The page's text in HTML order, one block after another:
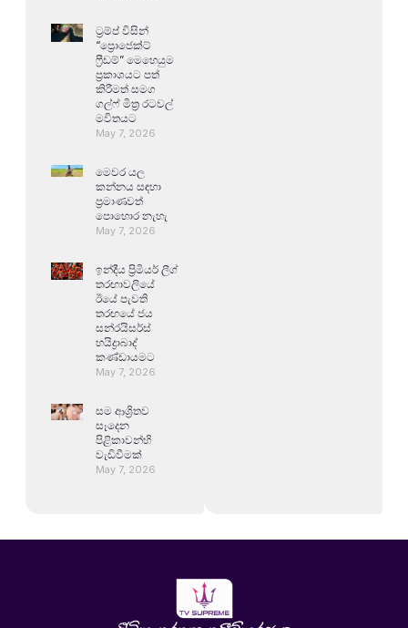
ට්‍රම්ප් විසින්
“ප්‍රොජෙක්ට්
ෆ්‍රීඩම්” මෙහෙයුම
ප්‍රකාශයට පත්
කිරීමත් සමග
ගල්ෆ් මිත්‍ර රටවල්
මවිතයට
May 7, 2026
මෙවර යල
කන්නය සඳහා
ප්‍රමාණවත්
පොහොර නැහැ
May 7, 2026
ඉන්දීය ප්‍රිමියර් ලීග්
තරඟාවලියේ
ඊයේ පැවති
තරඟයේ ජය
සන්රයිසර්ස්
හයිද්‍රාබාද්
කණ්ඩායමට
May 7, 2026
සම ආශ්‍රිතව
සෑදෙන
පිළිකාවන්හි
වැඩිවීමක්
May 7, 2026